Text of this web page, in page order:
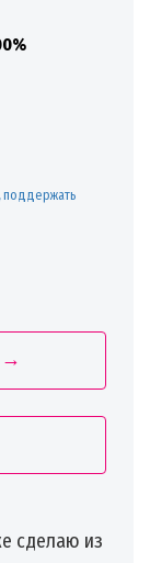
поддержать
→
сделаю из